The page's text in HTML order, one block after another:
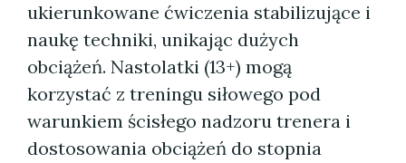
ukierunkowane ćwiczenia stabilizujące i
naukę techniki, unikając dużych
obciążeń. Nastolatki (13+) mogą
korzystać z treningu siłowego pod
warunkiem ścisłego nadzoru trenera i
dostosowania obciążeń do stopnia